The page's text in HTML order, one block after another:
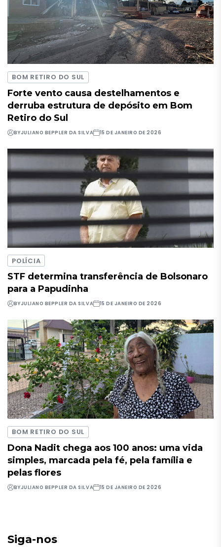
BOM RETIRO DO SUL
Forte vento causa destelhamentos e
derruba estrutura de depósito em Bom
Retiro do Sul
BYJULIANO BEPPLER DA SILVA 15 DE JANEIRO DE 2026
POLÍCIA
STF determina transferência de Bolsonaro
para a Papudinha
BYJULIANO BEPPLER DA SILVA 15 DE JANEIRO DE 2026
BOM RETIRO DO SUL
Dona Nadit chega aos 100 anos: uma vida
simples, marcada pela fé, pela família e
pelas flores
BYJULIANO BEPPLER DA SILVA 15 DE JANEIRO DE 2026
Siga-nos